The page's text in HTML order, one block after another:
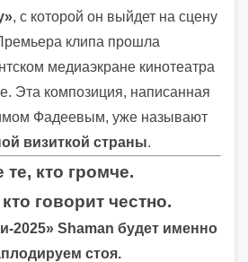
, с которой он выйдет на сцену
клипа прошла
медиаэкране кинотеатра
Эта композиция, написанная
Фадеевым, уже называют
визиткой страны.
кто громче.
говорит честно.
2025» Shaman будет именно
стоя.